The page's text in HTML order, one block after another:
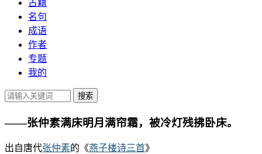
古籍
名句
成语
作者
专题
我的
——张仲素满床明月满帘霜，被冷灯残拂卧床。
出自唐代张仲素的《燕子楼诗三首》